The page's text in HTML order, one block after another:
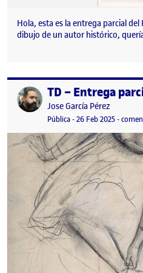
Hola, esta es la entrega parcial del
dibujo de un autor histórico,
Publicado porTD – Entrega
Publicado por
Jose García Pérez
Visibilidad:
Pública-Fecha de publicación
26 Feb 20257 mayo,
-